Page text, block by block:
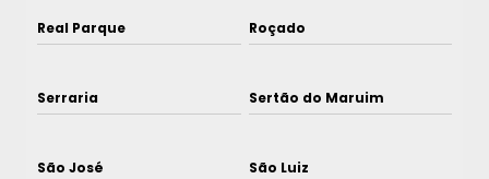
Real Parque Roçado
Serraria Sertão do Maruim
São José São Luiz